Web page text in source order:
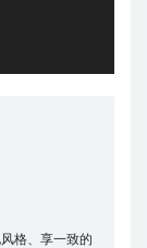
格、享一致的